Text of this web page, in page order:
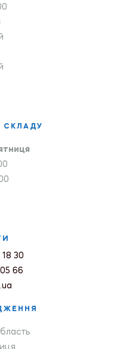
СКЛАДУ
30
66